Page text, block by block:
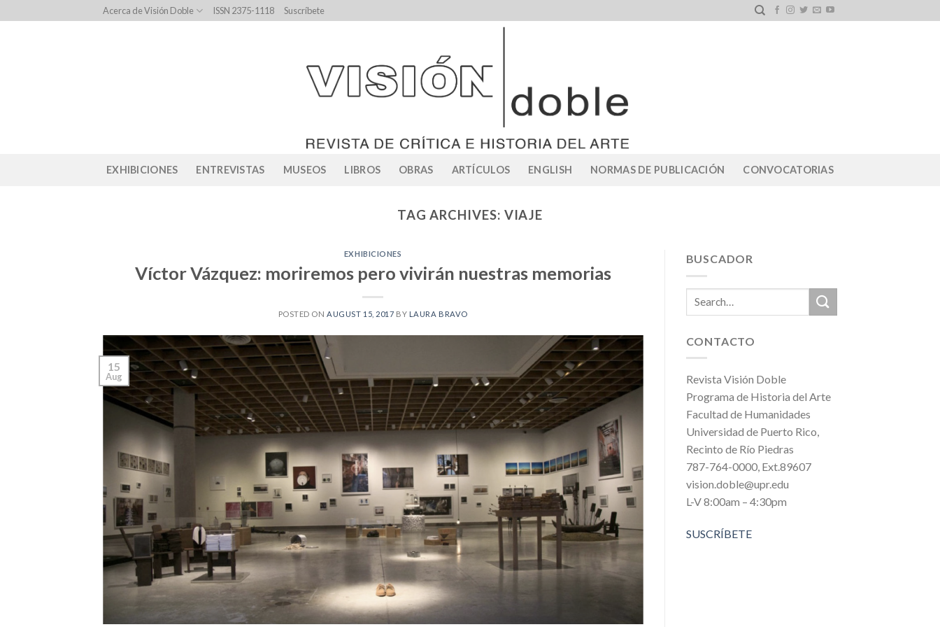
to
Acerca de Visión Doble ISSN 2375-1118 Suscríbete
EXHIBICIONES ENTREVISTAS MUSEOS LIBROS OBRAS ARTÍCULOS ENGLISH NORMAS DE PUBLICACIÓN CONVOCATORIAS
TAG ARCHIVES: VIAJE
EXHIBICIONES
Víctor Vázquez: moriremos pero vivirán nuestras memorias
POSTED ONAUGUST 15, 2017 BY LAURA BRAVO
15
Aug
BUSCADOR
CONTACTO
Revista Visión Doble
Programa de Historia del Arte
Facultad de Humanidades
Universidad de Puerto Rico,
Recinto de Río Piedras
787-764-0000, Ext.89607
vision.doble@upr.edu
L-V 8:00am – 4:30pm
SUSCRÍBETE